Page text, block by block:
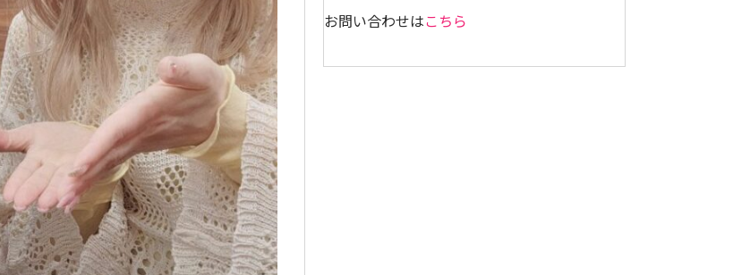
お問い合わせはこちら